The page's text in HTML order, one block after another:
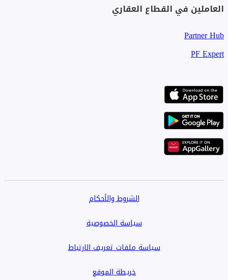
العاملين في القطاع العقاري
Partner Hub
PF Expert
الشروط والأحكام
سياسة الخصوصية
سياسة ملفات تعريف الارتباط
خريطة الموقع